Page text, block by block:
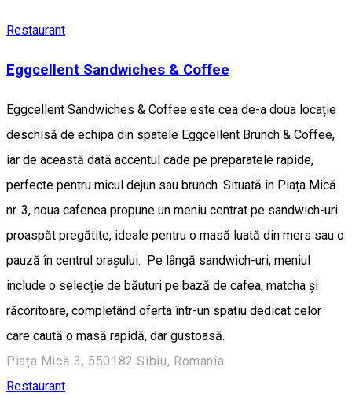
Restaurant
Eggcellent Sandwiches & Coffee
Eggcellent Sandwiches & Coffee este cea de-a doua locație
deschisă de echipa din spatele Eggcellent Brunch & Coffee,
iar de această dată accentul cade pe preparatele rapide,
perfecte pentru micul dejun sau brunch. Situată în Piața Mică
nr. 3, noua cafenea propune un meniu centrat pe sandwich-uri
proaspăt pregătite, ideale pentru o masă luată din mers sau o
pauză în centrul orașului. Pe lângă sandwich-uri, meniul
include o selecție de băuturi pe bază de cafea, matcha și
răcoritoare, completând oferta într-un spațiu dedicat celor
care caută o masă rapidă, dar gustoasă.
Piața Mică 3, 550182 Sibiu, Romania
Restaurant